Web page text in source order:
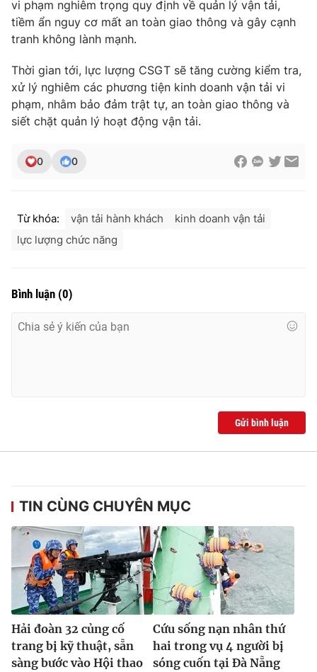
THỜI BÁO VTV
Cơ quan chủ quản:
Giấy phép hoạt động báo in và báo điện tử số 483/GP-BTTTT
Tổng đài VTV:
Ðiện thoại Thời báo VTV:024.66 897 897
® Cấm sao chép dưới mọi hình thức nếu không có sự chấp
thuận bằng văn bản. Ghi rõ nguồn VTV.vn khi phát hành lại
thông tin từ website này.
vi phạm nghiêm trọng quy định về quản lý vận tải,
tiềm ẩn nguy cơ mất an toàn giao thông và gây cạnh
tranh không lành mạnh.
Thời gian tới, lực lượng CSGT sẽ tăng cường kiểm tra,
xử lý nghiêm các phương tiện kinh doanh vận tải vi
phạm, nhằm bảo đảm trật tự, an toàn giao thông và
siết chặt quản lý hoạt động vận tải.
0 0
Từ khóa: vận tải hành khách
kinh doanh vận tải
lực lượng chức năng
Bình luận (0)
Gửi bình luận
TIN CÙNG CHUYÊN MỤC
Hải đoàn 32 củng cố
trang bị kỹ thuật, sẵn
sàng bước vào Hội thao
Cứu sống nạn nhân thứ
hai trong vụ 4 người bị
sóng cuốn tại Đà Nẵng